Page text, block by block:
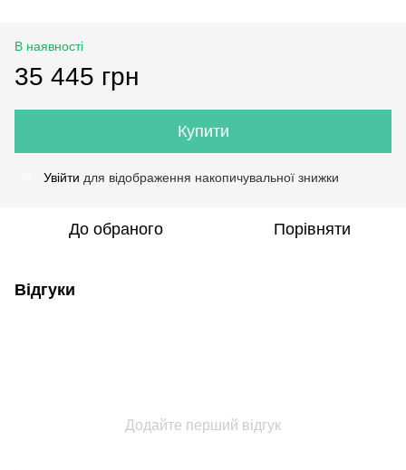
В наявності
35 445 грн
Купити
Увійти для відображення накопичувальної знижки
До обраного Порівняти
Відгуки
Додайте перший відгук